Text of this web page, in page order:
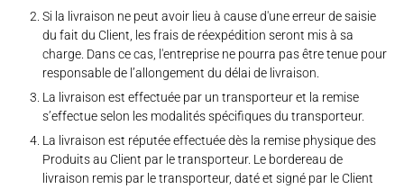
Si la livraison ne peut avoir lieu à cause d'une erreur de saisie
du fait du Client, les frais de réexpédition seront mis à sa
charge. Dans ce cas, l'entreprise ne pourra pas être tenue pour
responsable de l’allongement du délai de livraison.
La livraison est effectuée par un transporteur et la remise
s’effectue selon les modalités spécifiques du transporteur.
La livraison est réputée effectuée dès la remise physique des
Produits au Client par le transporteur. Le bordereau de
livraison remis par le transporteur, daté et signé par le Client